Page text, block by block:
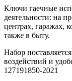
Ключи гаечные
деятельности: на
центрах, гаражах,
также в быту.
Набор
воздействий и
127191850-2021